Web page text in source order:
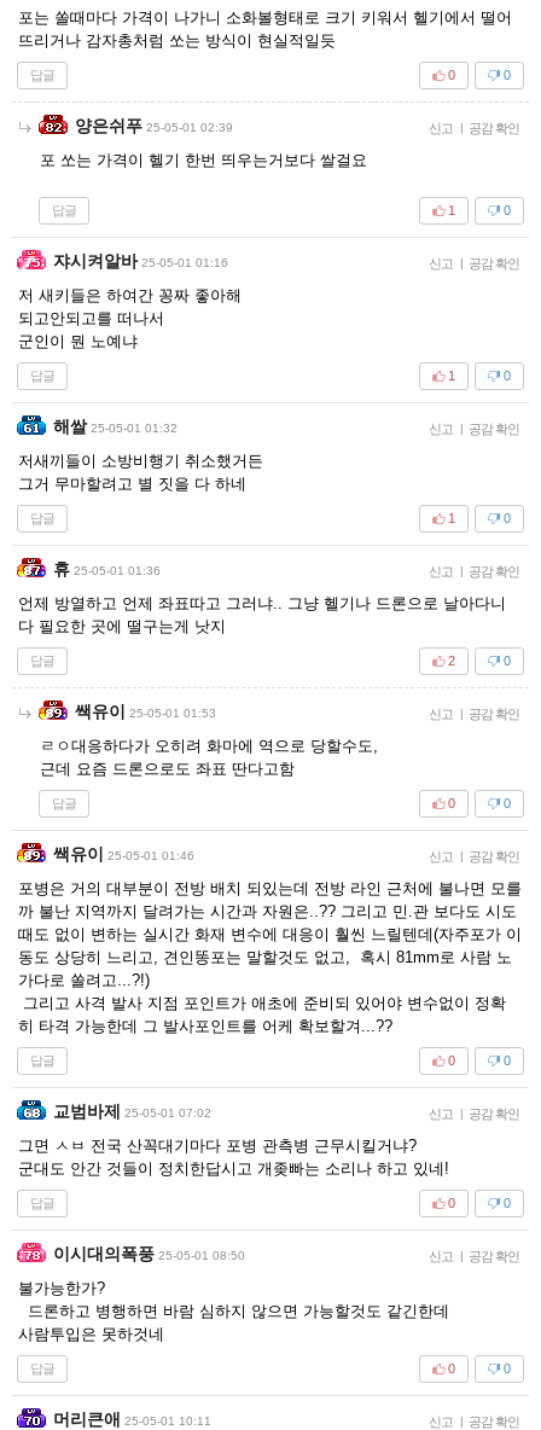
포는 쏠때마다 가격이 나가니 소화볼형태로 크기 키워서 헬기에서 떨어
뜨리거나 감자총처럼 쏘는 방식이 현실적일듯
답글 0
0
양은쉬푸 25-05-01 02:39 신고 | 공감 확인
포 쏘는 가격이 헬기 한번 띄우는거보다 쌀걸요
답글 0
1
쟈시켜알바 25-05-01 01:16 신고 | 공감 확인
저 새키들은 하여간 꽁짜 좋아해
되고안되고를 떠나서
군인이 뭔 노예냐
답글 0
1
해쌀 25-05-01 01:32 신고 | 공감 확인
저새끼들이 소방비행기 취소했거든
그거 무마할려고 별 짓을 다 하네
답글 0
1
휴 25-05-01 01:36 신고 | 공감 확인
언제 방열하고 언제 좌표따고 그러냐.. 그냥 헬기나 드론으로 날아다니
다 필요한 곳에 떨구는게 낫지
답글 0
2
쌕유이 25-05-01 01:53 신고 | 공감 확인
ㄹㅇ대응하다가 오히려 화마에 역으로 당할수도,
근데 요즘 드론으로도 좌표 딴다고함
답글 0
0
쌕유이 25-05-01 01:46 신고 | 공감 확인
포병은 거의 대부분이 전방 배치 되있는데 전방 라인 근처에 불나면 모를
까 불난 지역까지 달려가는 시간과 자원은..?? 그리고 민.관 보다도 시도
때도 없이 변하는 실시간 화재 변수에 대응이 훨씬 느릴텐데(자주포가 이
동도 상당히 느리고, 견인똥포는 말할것도 없고, 혹시 81mm로 사람 노
가다로 쏠려고...?!)
그리고 사격 발사 지점 포인트가 애초에 준비되 있어야 변수없이 정확
히 타격 가능한데 그 발사포인트를 어케 확보할겨...??
답글 0
0
교범바제 25-05-01 07:02 신고 | 공감 확인
그면 ㅅㅂ 전국 산꼭대기마다 포병 관측병 근무시킬거냐?
군대도 안간 것들이 정치한답시고 개좆빠는 소리나 하고 있네!
답글 0
0
이시대의폭풍 25-05-01 08:50 신고 | 공감 확인
불가능한가?
드론하고 병행하면 바람 심하지 않으면 가능할것도 같긴한데
사람투입은 못하것네
답글 0
0
머리큰애 25-05-01 10:11 신고 | 공감 확인